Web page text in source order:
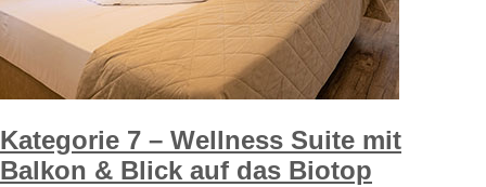
Kategorie 7 – Wellness Suite mit
Balkon & Blick auf das Biotop